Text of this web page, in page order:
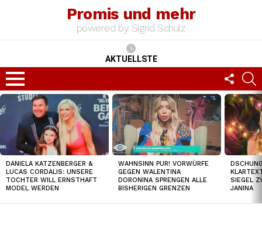
Promis und mehr
powered by Sigrid Schulz
AKTUELLSTE
Menu
US
TOP
NEWS
DANIELA KATZENBERGER &
LUCAS CORDALIS: UNSERE
TOCHTER WILL ERNSTHAFT
MODEL WERDEN
WAHNSINN PUR! VORWÜRFE
GEGEN WALENTINA
DORONINA SPRENGEN ALLE
BISHERIGEN GRENZEN
SIEGEL
JANINA